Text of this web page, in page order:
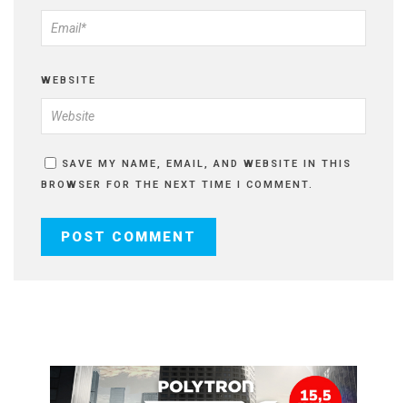
WEBSITE
SAVE MY NAME, EMAIL, AND WEBSITE IN THIS
BROWSER FOR THE NEXT TIME I COMMENT.